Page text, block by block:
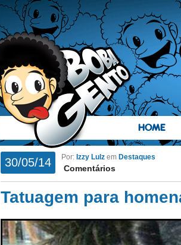
HOME
30/05/14 Por: Izzy Lulz em Destaques
Comentários
Tatuagem para